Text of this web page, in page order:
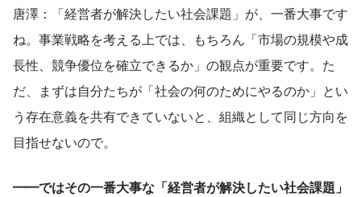
唐澤：「経営者が解決したい社会課題」が、一番大事です
ね。事業戦略を考える上では、もちろん「市場の規模や成
長性、競争優位を確立できるか」の観点が重要です。た
だ、まずは自分たちが「社会の何のためにやるのか」とい
う存在意義を共有できていないと、組織として同じ方向を
目指せないので。
━━ではその一番大事な「経営者が解決したい社会課題」